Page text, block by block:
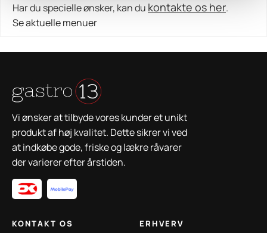
Har du specielle ønsker, kan du kontakte os her.
Se aktuelle menuer
Vi ønsker at tilbyde vores kunder et unikt
produkt af høj kvalitet. Dette sikrer vi ved
at indkøbe gode, friske og lækre råvarer
der varierer efter årstiden.
KONTAKT OS ERHVERV